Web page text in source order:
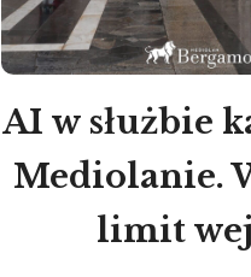
AI w służbie
Mediolanie.
limit